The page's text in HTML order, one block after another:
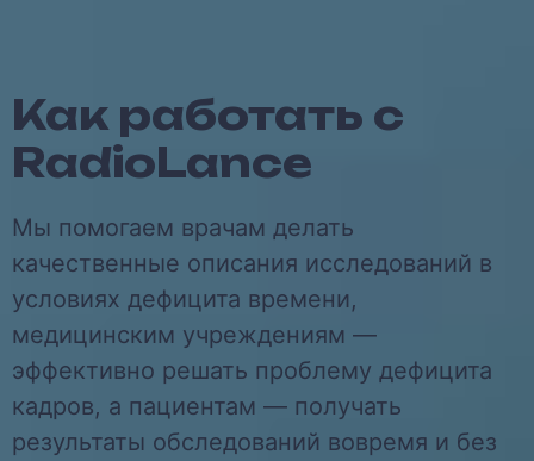
Как работать с
RadioLance
Мы помогаем врачам делать
качественные описания исследований в
условиях дефицита времени,
медицинским учреждениям —
эффективно решать проблему дефицита
кадров, а пациентам — получать
результаты обследований вовремя и без